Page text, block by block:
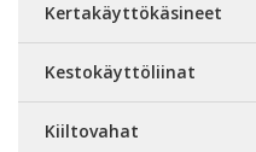
Kertakäyttökäsineet
Kestokäyttöliinat
Kiiltovahat